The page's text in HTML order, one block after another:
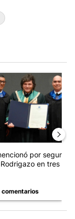
gobernadores
de tendencia
por segunda
en tres
comentarios